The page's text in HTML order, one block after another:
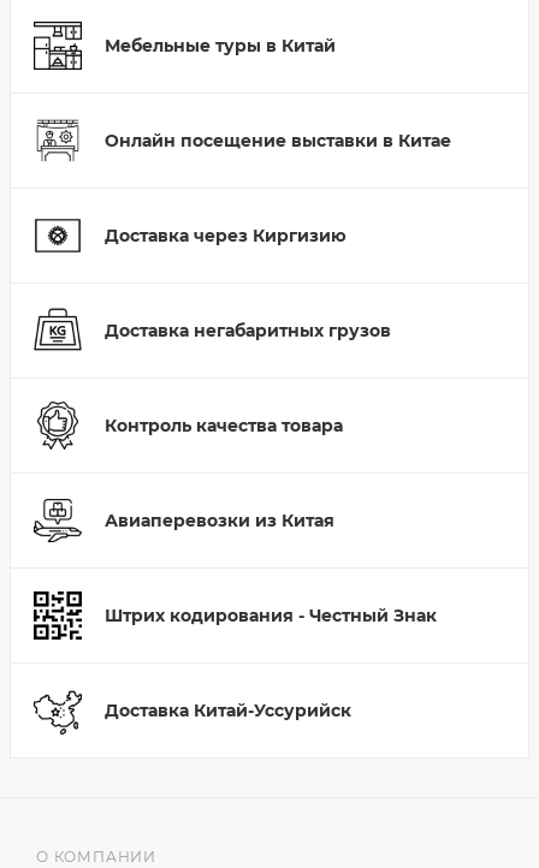
Мебельные туры в Китай
Онлайн посещение выставки в Китае
Доставка через Киргизию
Доставка негабаритных грузов
Контроль качества товара
Авиаперевозки из Китая
Штрих кодирования - Честный Знак
Доставка Китай-Уссурийск
О КОМПАНИИ